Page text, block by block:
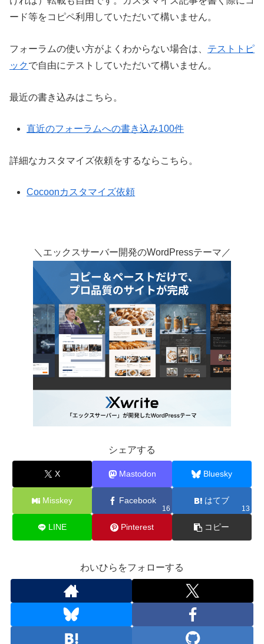
ード等をコピペ利用していただいて構いません。
フォーラムの使い方がよくわからない場合は、 テストトピ
ックで自由にテストしていただいて構いません。
最近の書き込みはこちら。
直近のフォーラムへの書き込み100件
詳細なカスタマイズ依頼をするならこちら。
Cocoonカスタマイズ依頼
＼エックスサーバー開発のWordPressテーマ／
シェアする
X Mastodon Bluesky
Misskey Facebook
16
はてブ
13
LINE Pinterest コピー
わいひらをフォローする